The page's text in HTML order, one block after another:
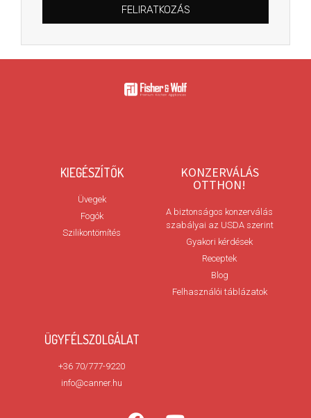
FELIRATKOZÁS
KIEGÉSZÍTŐK
Üvegek
Fogók
Szilikontömítés
KONZERVÁLÁS
OTTHON!
A biztonságos konzerválás
szabályai az USDA szerint
Gyakori kérdések
Receptek
Blog
Felhasználói táblázatok
ÜGYFÉLSZOLGÁLAT
+36 70/777-9220
info@canner.hu